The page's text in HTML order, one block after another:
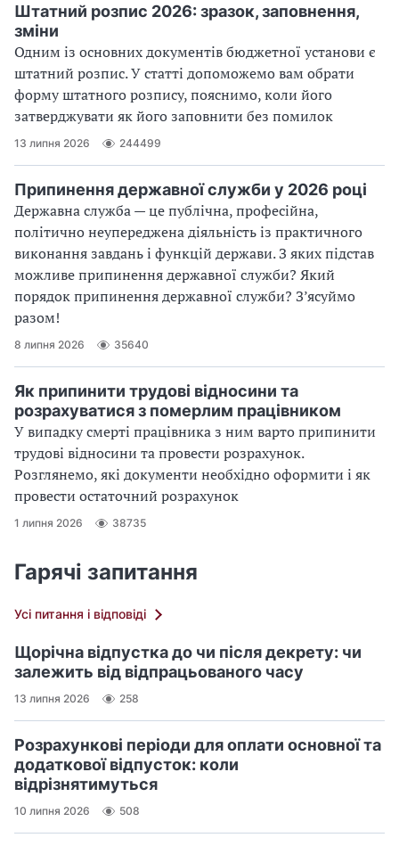
Штатний розпис 2026: зразок, заповнення,
зміни
Одним із основних документів бюджетної установи є
штатний розпис. У статті допоможемо вам обрати
форму штатного розпису, пояснимо, коли його
затверджувати як його заповнити без помилок
13 липня 2026 244499
Припинення державної служби у 2026 році
Державна служба — це публічна, професійна,
політично неупереджена діяльність із практичного
виконання завдань і функцій держави. З яких підстав
можливе припинення державної служби? Який
порядок припинення державної служби? З’ясуймо
разом!
8 липня 2026 35640
Як припинити трудові відносини та
розрахуватися з померлим працівником
У випадку смерті працівника з ним варто припинити
трудові відносини та провести розрахунок.
Розглянемо, які документи необхідно оформити і як
провести остаточний розрахунок
1 липня 2026 38735
Гарячі запитання
Усі питання і відповіді
Щорічна відпустка до чи після декрету: чи
залежить від відпрацьованого часу
13 липня 2026 258
Розрахункові періоди для оплати основної та
додаткової відпусток: коли
відрізнятимуться
10 липня 2026 508